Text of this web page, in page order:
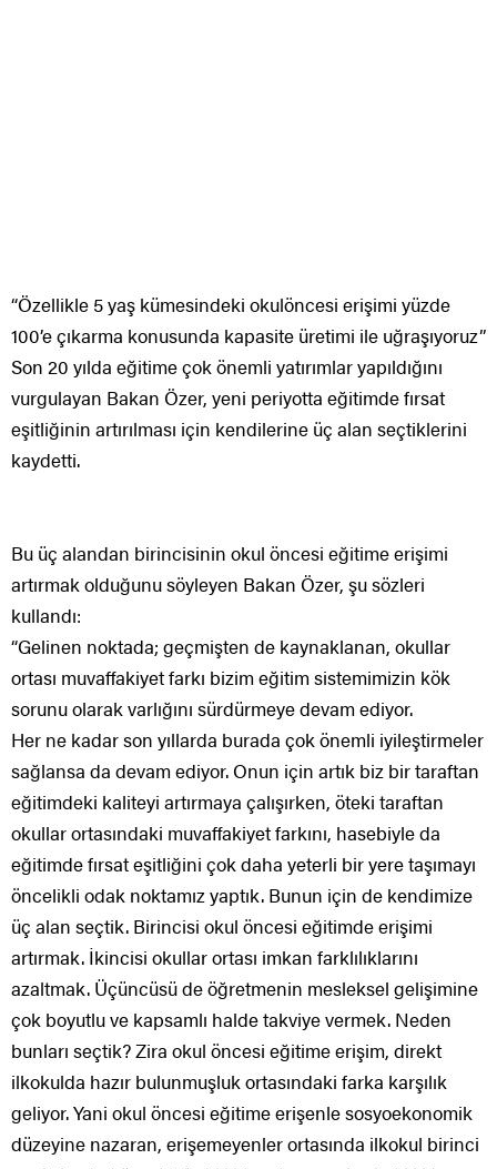
“Özellikle 5 yaş kümesindeki okulöncesi erişimi yüzde
100’e çıkarma konusunda kapasite üretimi ile uğraşıyoruz”
Son 20 yılda eğitime çok önemli yatırımlar yapıldığını
vurgulayan Bakan Özer, yeni periyotta eğitimde fırsat
eşitliğinin artırılması için kendilerine üç alan seçtiklerini
kaydetti.
Bu üç alandan birincisinin okul öncesi eğitime erişimi
artırmak olduğunu söyleyen Bakan Özer, şu sözleri
kullandı:
“Gelinen noktada; geçmişten de kaynaklanan, okullar
ortası muvaffakiyet farkı bizim eğitim sistemimizin kök
sorunu olarak varlığını sürdürmeye devam ediyor.
Her ne kadar son yıllarda burada çok önemli iyileştirmeler
sağlansa da devam ediyor. Onun için artık biz bir taraftan
eğitimdeki kaliteyi artırmaya çalışırken, öteki taraftan
okullar ortasındaki muvaffakiyet farkını, hasebiyle da
eğitimde fırsat eşitliğini çok daha yeterli bir yere taşımayı
öncelikli odak noktamız yaptık. Bunun için de kendimize
üç alan seçtik. Birincisi okul öncesi eğitimde erişimi
artırmak. İkincisi okullar ortası imkan farklılıklarını
azaltmak. Üçüncüsü de öğretmenin mesleksel gelişimine
çok boyutlu ve kapsamlı halde takviye vermek. Neden
bunları seçtik? Zira okul öncesi eğitime erişim, direkt
ilkokulda hazır bulunmuşluk ortasındaki farka karşılık
geliyor. Yani okul öncesi eğitime erişenle sosyoekonomik
düzeyine nazaran, erişemeyenler ortasında ilkokul birinci